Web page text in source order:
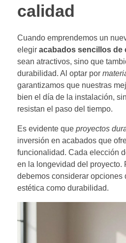
calidad
Cuando emprendemos un
elegir acabados sencillos de
sean atractivos, sino que
durabilidad. Al optar por
garantizamos que nuestras
bien el día de la instalación,
resistan el paso del tiempo.
Es evidente que proyectos
inversión en acabados que
funcionalidad. Cada elección
en la longevidad del proyecto.
debemos considerar opciones
estética como durabilidad.